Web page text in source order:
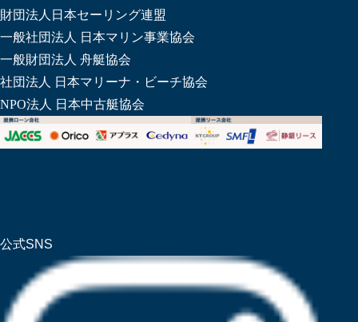
財団法人日本セーリング連盟
一般社団法人 日本マリン事業協会
一般財団法人 舟艇協会
社団法人 日本マリーナ・ビーチ協会
NPO法人 日本中古艇協会
公式SNS